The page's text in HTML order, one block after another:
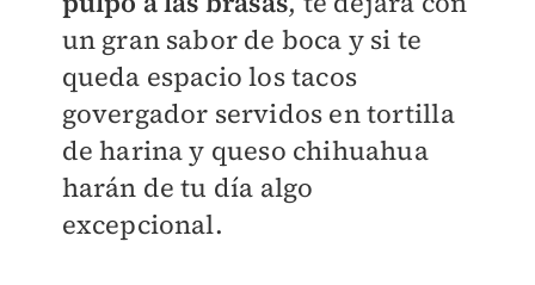
un gran sabor de boca y si te
queda espacio los tacos
govergador servidos en tortilla
de harina y queso chihuahua
harán de tu día algo
excepcional.